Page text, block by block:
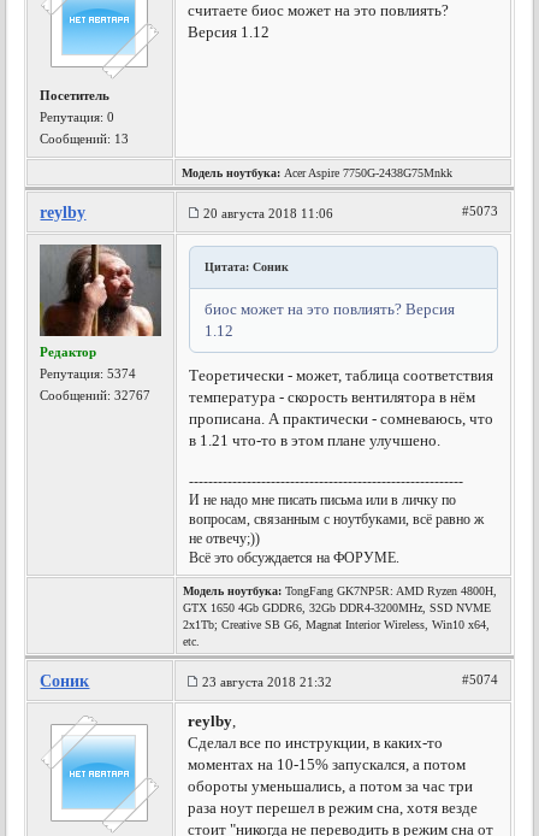
Посетитель
Репутация:0
Сообщений: 13
считаете биос может на это повлиять?
Версия 1.12
Модель ноутбука: Acer Aspire 7750G-2438G75Mnkk
reylby 20 августа 2018 11:06 #5073
Редактор
Репутация:5374
Сообщений: 32767
Цитата: Соник
биос может на это повлиять? Версия
1.12
Теоретически - может, таблица соответствия
температура - скорость вентилятора в нём
прописана. А практически - сомневаюсь, что
в 1.21 что-то в этом плане улучшено.
---------------------------------------------------------
И не надо мне писать письма или в личку по
вопросам, связанным с ноутбуками, всё равно ж
не отвечу;))
Всё это обсуждается на ФОРУМЕ.
Модель ноутбука: TongFang GK7NP5R: AMD Ryzen 4800H,
GTX 1650 4Gb GDDR6, 32Gb DDR4-3200MHz, SSD NVME
2x1Tb; Creative SB G6, Magnat Interior Wireless, Win10 x64,
etc.
Соник 23 августа 2018 21:32 #5074
reylby,
Сделал все по инструкции, в каких-то
моментах на 10-15% запускался, а потом
обороты уменьшались, а потом за час три
раза ноут перешел в режим сна, хотя везде
стоит "никогда не переводить в режим сна от